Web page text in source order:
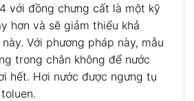
với đồng chưng cất là một kỹ
hơn và sẽ giảm thiểu khả
Với phương pháp này, mẫu
trong chân không để nước
hết. Hơi nước được ngưng tụ